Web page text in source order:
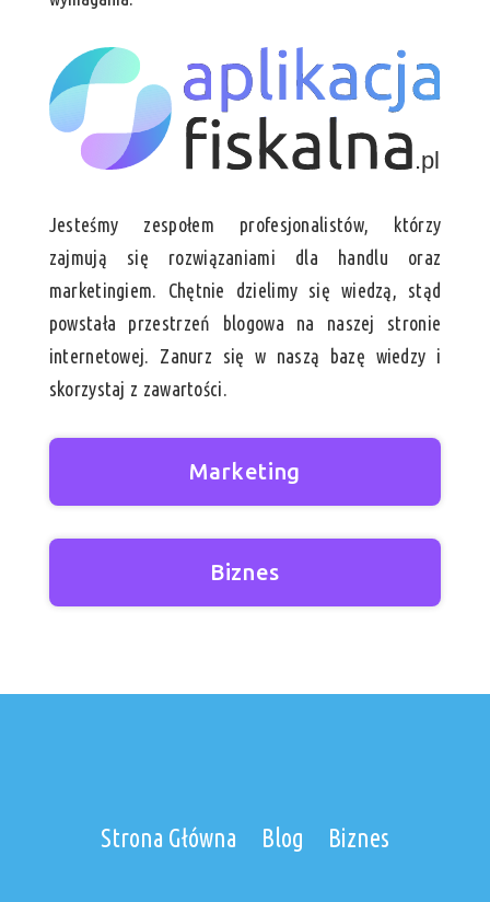
Jesteśmy zespołem profesjonalistów, którzy
zajmują się rozwiązaniami dla handlu oraz
marketingiem. Chętnie dzielimy się wiedzą, stąd
powstała przestrzeń blogowa na naszej stronie
internetowej. Zanurz się w naszą bazę wiedzy i
skorzystaj z zawartości.
Marketing
Biznes
Strona Główna Blog Biznes